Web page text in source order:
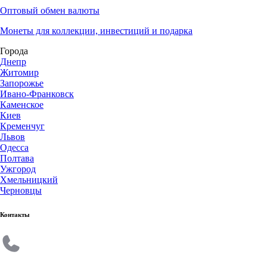
Оптовый обмен валюты
Монеты для коллекции, инвестиций и подарка
Города
Днепр
Житомир
Запорожье
Ивано-Франковск
Каменское
Киев
Кременчуг
Львов
Одесса
Полтава
Ужгород
Хмельницкий
Черновцы
Контакты